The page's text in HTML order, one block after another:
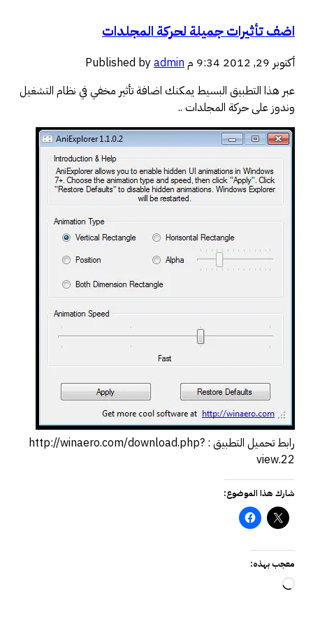
اضف تأثيرات جميلة لحركة المجلدات
أكتوبر 29, 2012 9:34 م Published byadmin
عبر هذا التطبيق البسيط يمكنك اضافة تأثير مخفي في نظام التشغيل
وندوز على حركة المجلدات ..
رابط تحميل التطبيق : http://winaero.com/download.php?
view.22
شارك هذا الموضوع:
معجب بهذه:
جاري